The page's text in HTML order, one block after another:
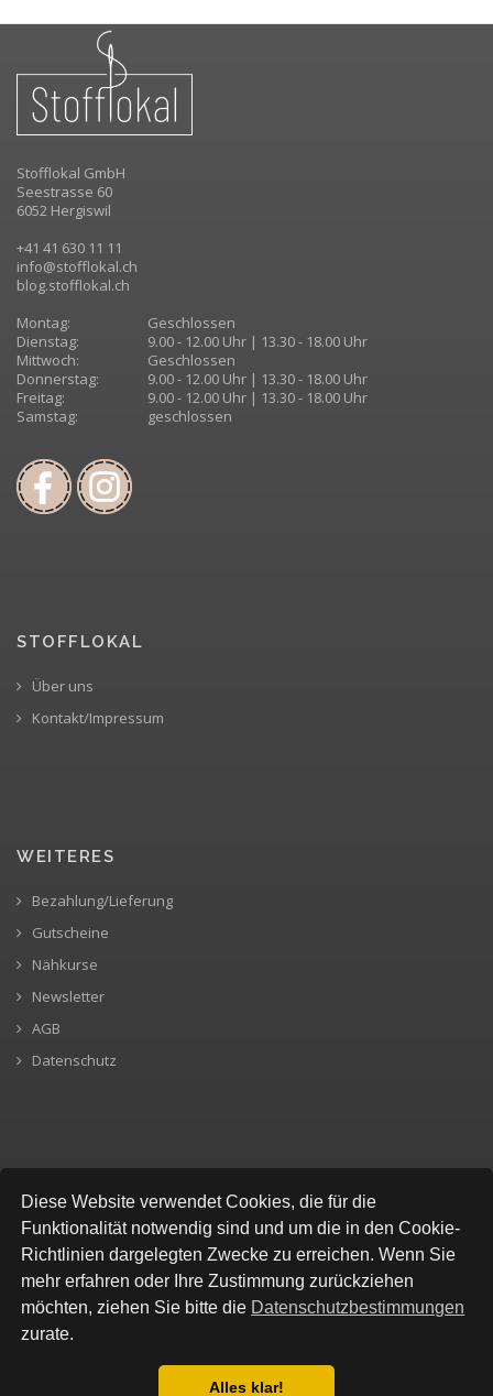
Diese Website verwendet Cookies, die für die
Funktionalität notwendig sind und um die in den Cookie-
Richtlinien dargelegten Zwecke zu erreichen. Wenn Sie
mehr erfahren oder Ihre Zustimmung zurückziehen
möchten, ziehen Sie bitte die Datenschutzbestimmungen
zurate.
Alles klar!
Stofflokal GmbH
Seestrasse 60
6052 Hergiswil
+41 41 630 11 11
info@stofflokal.ch
blog.stofflokal.ch
Montag:
Geschlossen
Dienstag:
9.00 - 12.00 Uhr | 13.30 - 18.00 Uhr
Mittwoch:
Geschlossen
Donnerstag:
9.00 - 12.00 Uhr | 13.30 - 18.00 Uhr
Freitag:
9.00 - 12.00 Uhr | 13.30 - 18.00 Uhr
Samstag:
geschlossen
STOFFLOKAL
Über uns
Kontakt/Impressum
WEITERES
Bezahlung/Lieferung
Gutscheine
Nähkurse
Newsletter
AGB
Datenschutz
SICHERE BEZAHLUNG
© All Rights Reserved, Stofflokal